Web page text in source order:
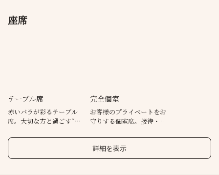
座席
テーブル席
赤いバラが彩るテーブル
席。大切な方と過ごす“大
完全個室
お客様のプライベートをお
守りする個室席。接待・会
す。
詳細を表示